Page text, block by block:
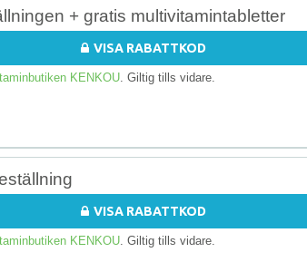
+ gratis multivitamintabletter
VISA RABATTKOD
KENKOU . Giltig tills vidare.
VISA RABATTKOD
KENKOU . Giltig tills vidare.